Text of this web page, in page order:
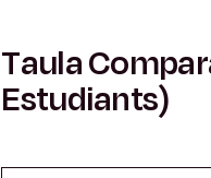
Taula
Estudiants)